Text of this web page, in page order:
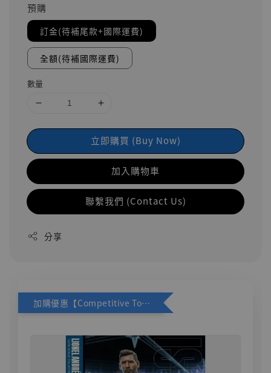
預購
訂金(待補尾款+國際運費)
全額(待補國際運費)
數量
立即購買 (Buy Now)
加入購物車
聯繫我們 (Contact Us)
分享
加購優惠【Competitive Toys 梅西 [CM001]】